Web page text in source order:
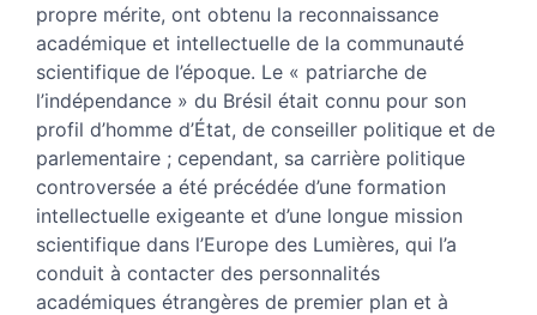
propre mérite, ont obtenu la reconnaissance
académique et intellectuelle de la communauté
scientifique de l’époque. Le « patriarche de
l’indépendance » du Brésil était connu pour son
profil d’homme d’État, de conseiller politique et de
parlementaire ; cependant, sa carrière politique
controversée a été précédée d’une formation
intellectuelle exigeante et d’une longue mission
scientifique dans l’Europe des Lumières, qui l’a
conduit à contacter des personnalités
académiques étrangères de premier plan et à